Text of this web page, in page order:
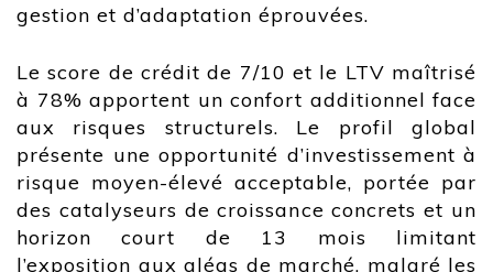
gestion et d’adaptation éprouvées.
Le score de crédit de 7/10 et le LTV maîtrisé
à 78% apportent un confort additionnel face
aux risques structurels. Le profil global
présente une opportunité d’investissement à
risque moyen-élevé acceptable, portée par
des catalyseurs de croissance concrets et un
horizon court de 13 mois limitant
l’exposition aux aléas de marché, malgré les